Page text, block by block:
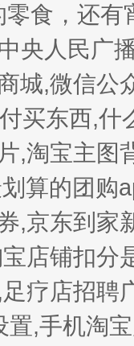
，还有
央人民广
城,微信公
买东西,什
,淘宝主图
算的团购
,京东到家
店铺扣分
疗店招聘
,手机淘